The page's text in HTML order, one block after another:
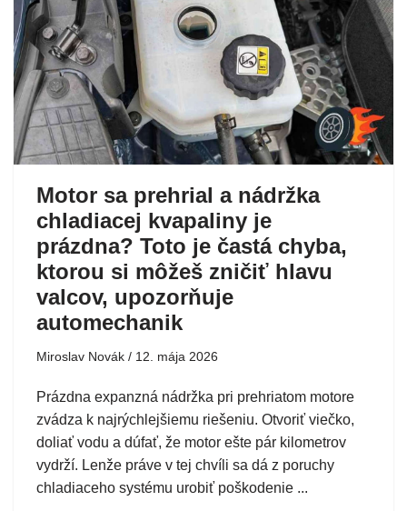
Motor sa prehrial a nádržka
chladiacej kvapaliny je
prázdna? Toto je častá chyba,
ktorou si môžeš zničiť hlavu
valcov, upozorňuje
automechanik
Miroslav Novák 12. mája 2026
Prázdna expanzná nádržka pri prehriatom motore
zvádza k najrýchlejšiemu riešeniu. Otvoriť viečko,
doliať vodu a dúfať, že motor ešte pár kilometrov
vydrží. Lenže práve v tej chvíli sa dá z poruchy
chladiaceho systému urobiť poškodenie ...